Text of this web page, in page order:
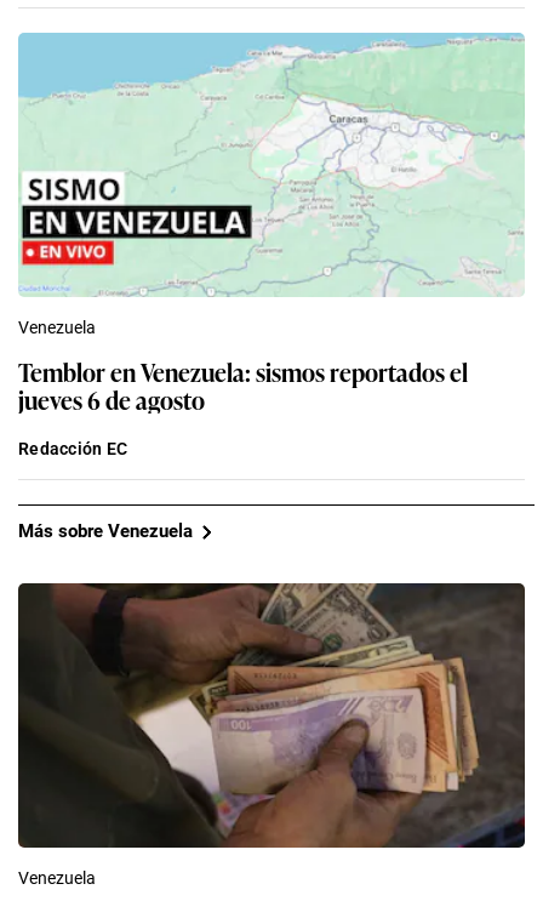
Venezuela
Temblor en Venezuela: sismos reportados el
jueves 6 de agosto
Redacción EC
Más sobre Venezuela
Venezuela